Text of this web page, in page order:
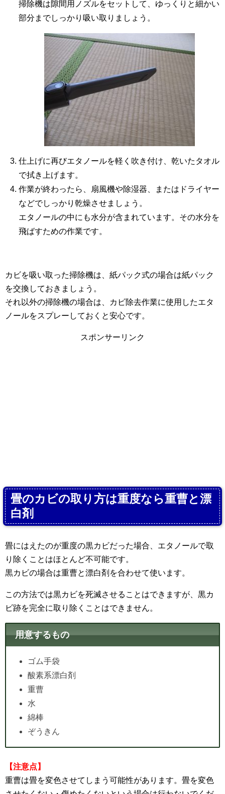
掃除機は隙間用ノズルをセットして、ゆっくりと細かい
部分までしっかり吸い取りましょう。
仕上げに再びエタノールを軽く吹き付け、乾いたタオル
で拭き上げます。
作業が終わったら、扇風機や除湿器、またはドライヤー
などでしっかり乾燥させましょう。
エタノールの中にも水分が含まれています。その水分を
飛ばすための作業です。
カビを吸い取った掃除機は、紙パック式の場合は紙パック
を交換しておきましょう。
それ以外の掃除機の場合は、カビ除去作業に使用したエタ
ノールをスプレーしておくと安心です。
スポンサーリンク
畳のカビの取り方は重度なら重曹と漂
白剤
畳にはえたのが重度の黒カビだった場合、エタノールで取
り除くことはほとんど不可能です。
黒カビの場合は重曹と漂白剤を合わせて使います。
この方法では黒カビを死滅させることはできますが、黒カ
ビ跡を完全に取り除くことはできません。
用意するもの
ゴム手袋
酸素系漂白剤
重曹
水
綿棒
ぞうきん
【注意点】
重曹は畳を変色させてしまう可能性があります。畳を変色